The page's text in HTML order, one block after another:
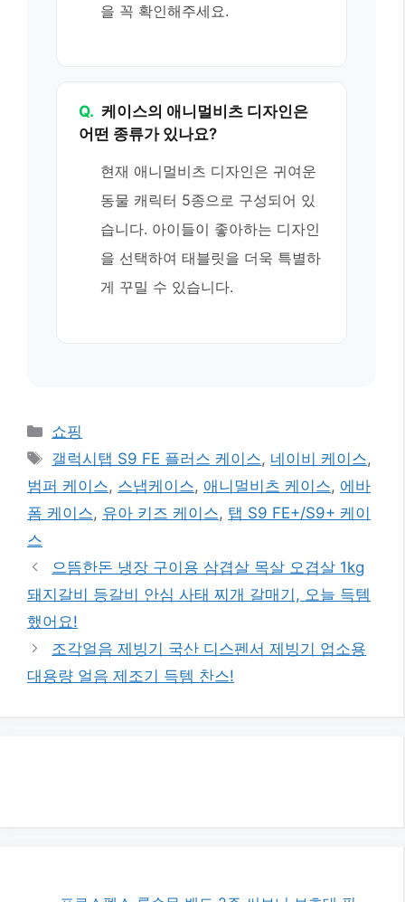
을 꼭 확인해주세요.
Q. 케이스의 애니멀비츠 디자인은
어떤 종류가 있나요?
현재 애니멀비츠 디자인은 귀여운
동물 캐릭터 5종으로 구성되어 있
습니다. 아이들이 좋아하는 디자인
을 선택하여 태블릿을 더욱 특별하
게 꾸밀 수 있습니다.
카
테
리
쇼핑
태
그
갤럭시탭 S9 FE 플러스 케이스, 네이비 케이스,
범퍼 케이스, 스냅케이스, 애니멀비츠 케이스, 에바
폼 케이스, 유아 키즈 케이스, 탭 S9 FE+/S9+ 케이
스
으뜸한돈 냉장 구이용 삼겹살 목살 오겹살 1kg
돼지갈비 등갈비 안심 사태 찌개 갈매기, 오늘 득템
했어요!
조각얼음 제빙기 국산 디스펜서 제빙기 업소용
대용량 얼음 제조기 득템 찬스!